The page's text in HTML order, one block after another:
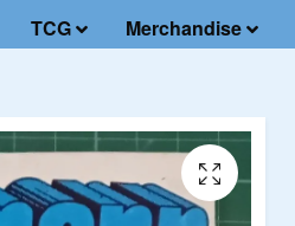
TCG Merchandise